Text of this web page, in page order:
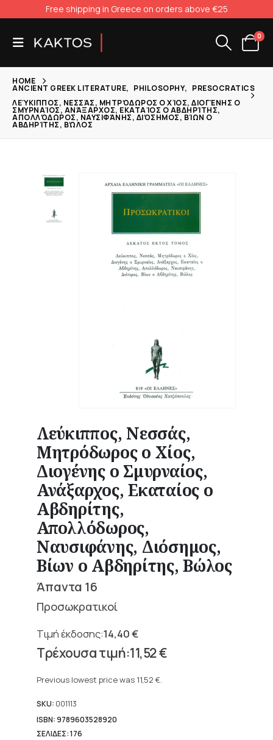
Free shipping in Greece on orders above €25
0
HOME
ANCIENT GREEK LITERATURE, PHILOSOPHY, PRESOCRATICS
ΛΕΎΚΙΠΠΟΣ, ΝΕΣΣΆΣ, ΜΗΤΡΌΔΩΡΟΣ Ο ΧΊΟΣ, ΔΙΟΓΈΝΗΣ Ο
ΣΜΥΡΝΑΊΟΣ, ΑΝΆΞΑΡΧΟΣ, ΕΚΑΤΑΊΟΣ Ο ΑΒΔΗΡΊΤΗΣ,
ΑΠΟΛΛΌΔΩΡΟΣ, ΝΑΥΣΙΦΆΝΗΣ, ΔΙΌΣΗΜΟΣ, ΒΊΩΝ Ο
ΑΒΔΗΡΊΤΗΣ, ΒΏΛΟΣ
Λεύκιππος, Νεσσάς,
Μητρόδωρος ο Χίος,
Διογένης ο Σμυρναίος,
Ανάξαρχος, Εκαταίος ο
Αβδηρίτης,
Απολλόδωρος,
Ναυσιφάνης, Διόσημος,
Βίων ο Αβδηρίτης, Βώλος
Άπαντα 16
Προσωκρατικοί
14,40€
Original
price
14,40 €.
11,52€
price
11,52 €.
Previous lowest price was 11,52 €.
SKU: 001113
ISBN: 9789603528920
ΣΕΛΙΔΕΣ: 176